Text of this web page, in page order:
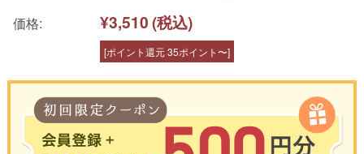
マ
価格: ¥3,510(税込)
[ポイント還元 35ポイント〜]